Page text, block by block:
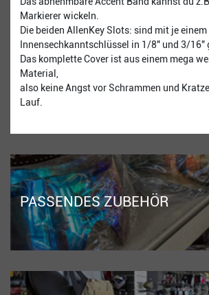
Markierer wickeln.
Die beiden AllenKey Slots: sind mit je einem
Innensechkanntschlüssel in 1/8" und 3/16"
Das komplette Cover ist aus einem mega
Material,
also keine Angst vor Schrammen und
Lauf.
PASSENDES ZUBEHÖR